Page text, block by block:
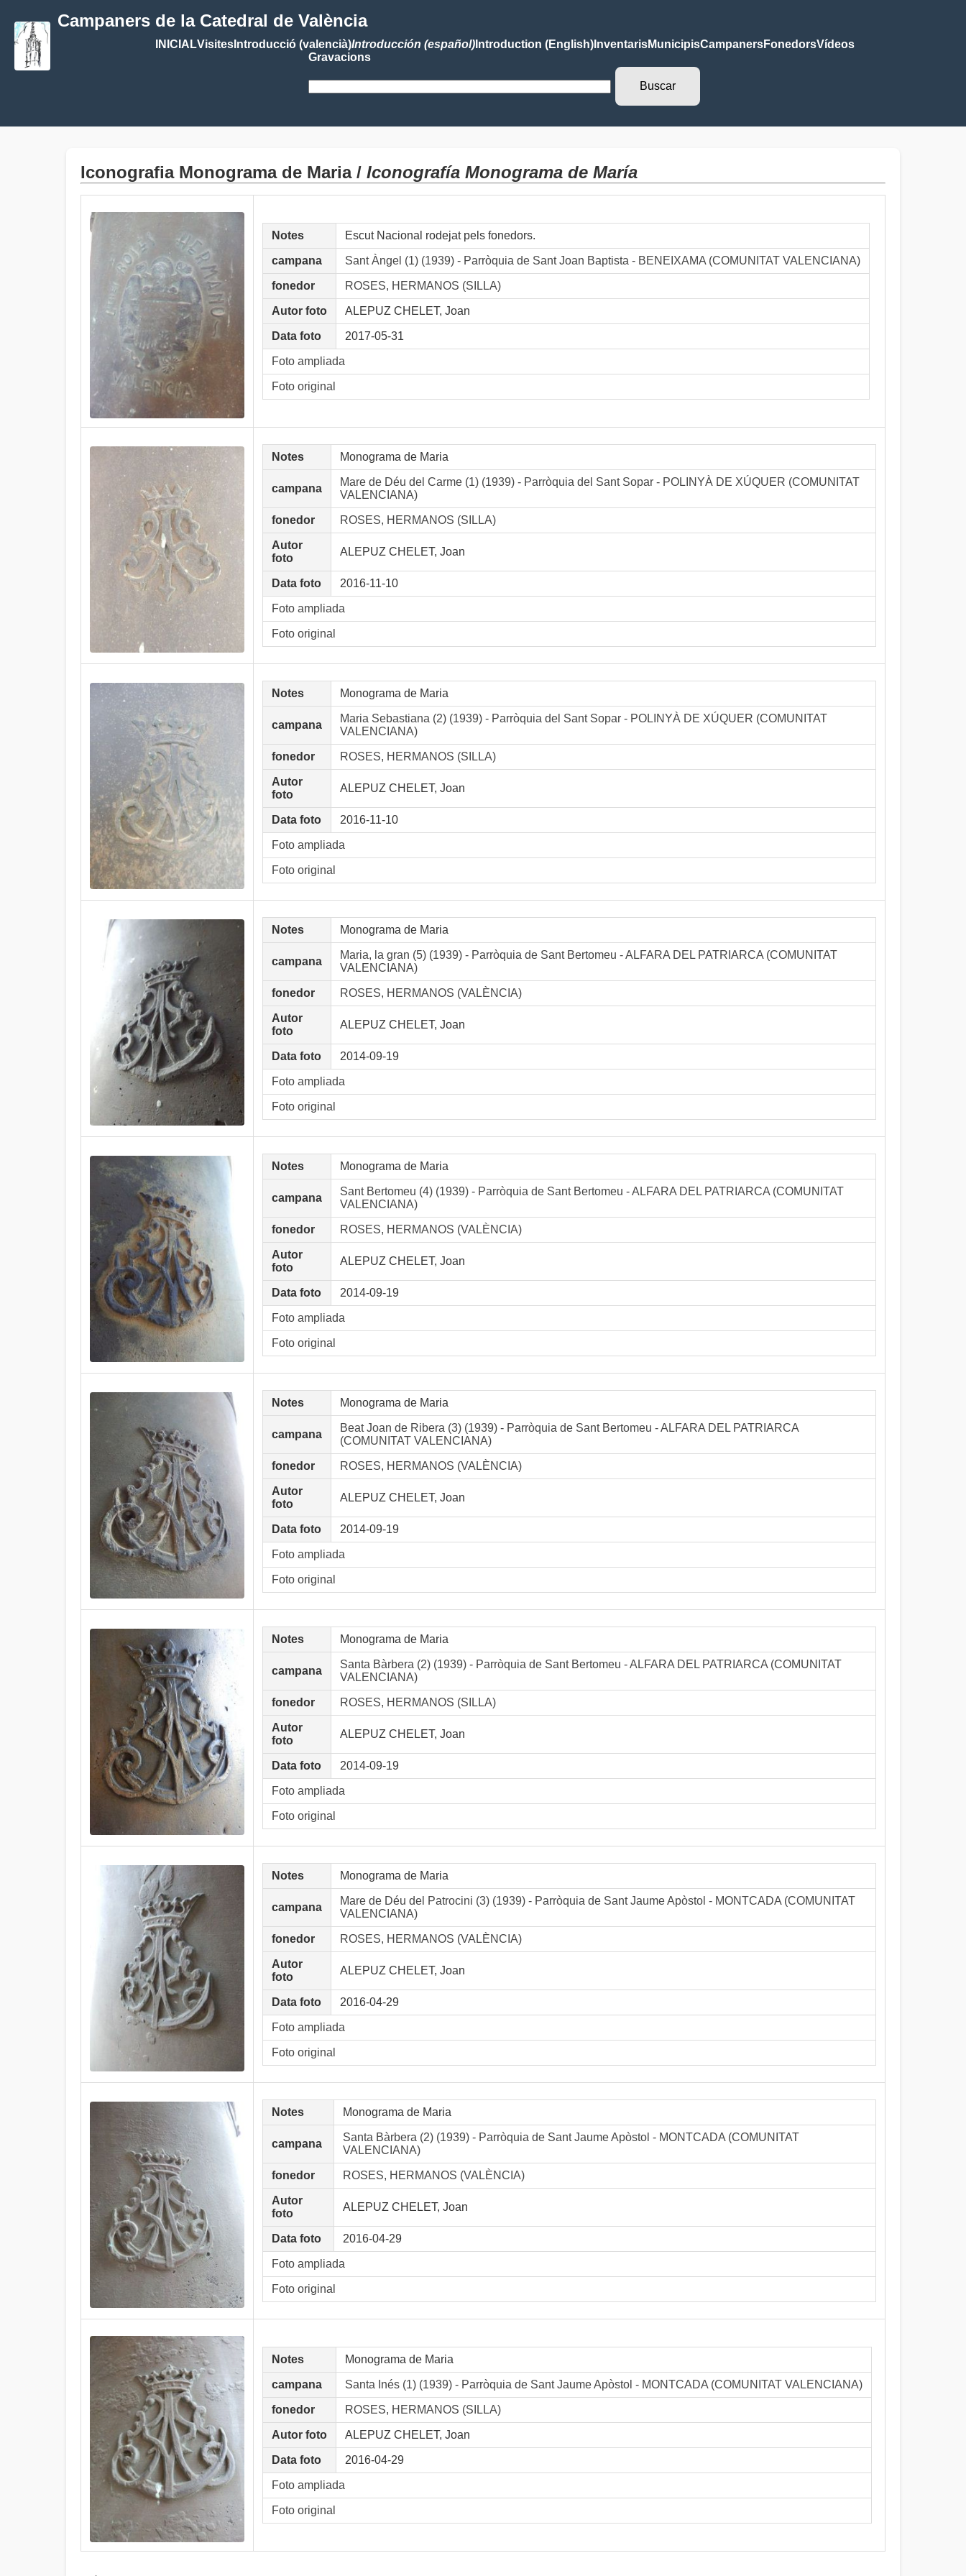
Campaners de la Catedral de València
INICIALVisitesIntroducció (valencià)Introducción (español)Introduction (English)InventarisMunicipisCampanersFonedorsVídeos
Gravacions
Iconografia Monograma de Maria / Iconografía Monograma de María
Notes Escut Nacional rodejat pels fonedors.
campana Sant Àngel (1) (1939) - Parròquia de Sant Joan Baptista - BENEIXAMA (COMUNITAT VALENCIANA)
fonedor ROSES, HERMANOS (SILLA)
Autor foto ALEPUZ CHELET, Joan
Data foto 2017-05-31
Foto ampliada
Foto original
Notes Monograma de Maria
campana
Mare de Déu del Carme (1) (1939) - Parròquia del Sant Sopar - POLINYÀ DE XÚQUER (COMUNITAT
VALENCIANA)
fonedor ROSES, HERMANOS (SILLA)
Autor
foto
ALEPUZ CHELET, Joan
Data foto 2016-11-10
Foto ampliada
Foto original
Notes Monograma de Maria
campana
Maria Sebastiana (2) (1939) - Parròquia del Sant Sopar - POLINYÀ DE XÚQUER (COMUNITAT
VALENCIANA)
fonedor ROSES, HERMANOS (SILLA)
Autor
foto
ALEPUZ CHELET, Joan
Data foto 2016-11-10
Foto ampliada
Foto original
Notes Monograma de Maria
campana
Maria, la gran (5) (1939) - Parròquia de Sant Bertomeu - ALFARA DEL PATRIARCA (COMUNITAT
VALENCIANA)
fonedor ROSES, HERMANOS (VALÈNCIA)
Autor
foto
ALEPUZ CHELET, Joan
Data foto 2014-09-19
Foto ampliada
Foto original
Notes Monograma de Maria
campana
Sant Bertomeu (4) (1939) - Parròquia de Sant Bertomeu - ALFARA DEL PATRIARCA (COMUNITAT
VALENCIANA)
fonedor ROSES, HERMANOS (VALÈNCIA)
Autor
foto
ALEPUZ CHELET, Joan
Data foto 2014-09-19
Foto ampliada
Foto original
Notes Monograma de Maria
campana
Beat Joan de Ribera (3) (1939) - Parròquia de Sant Bertomeu - ALFARA DEL PATRIARCA
(COMUNITAT VALENCIANA)
fonedor ROSES, HERMANOS (VALÈNCIA)
Autor
foto
ALEPUZ CHELET, Joan
Data foto 2014-09-19
Foto ampliada
Foto original
Notes Monograma de Maria
campana
Santa Bàrbera (2) (1939) - Parròquia de Sant Bertomeu - ALFARA DEL PATRIARCA (COMUNITAT
VALENCIANA)
fonedor ROSES, HERMANOS (SILLA)
Autor
foto
ALEPUZ CHELET, Joan
Data foto 2014-09-19
Foto ampliada
Foto original
Notes Monograma de Maria
campana
Mare de Déu del Patrocini (3) (1939) - Parròquia de Sant Jaume Apòstol - MONTCADA (COMUNITAT
VALENCIANA)
fonedor ROSES, HERMANOS (VALÈNCIA)
Autor
foto
ALEPUZ CHELET, Joan
Data foto 2016-04-29
Foto ampliada
Foto original
Notes Monograma de Maria
campana
Santa Bàrbera (2) (1939) - Parròquia de Sant Jaume Apòstol - MONTCADA (COMUNITAT
VALENCIANA)
fonedor ROSES, HERMANOS (VALÈNCIA)
Autor
foto
ALEPUZ CHELET, Joan
Data foto 2016-04-29
Foto ampliada
Foto original
Notes Monograma de Maria
campana Santa Inés (1) (1939) - Parròquia de Sant Jaume Apòstol - MONTCADA (COMUNITAT VALENCIANA)
fonedor ROSES, HERMANOS (SILLA)
Autor foto ALEPUZ CHELET, Joan
Data foto 2016-04-29
Foto ampliada
Foto original